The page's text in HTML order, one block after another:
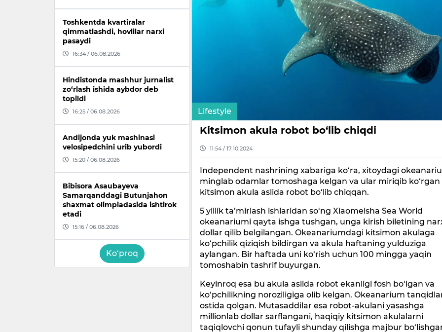
Toshkentda kvartiralar
qimmatlashdi, hovlilar narxi
pasaydi
16:34 / 06.08.2026
Hindistonda mashhur jurnalist
zo‘rlash ishida aybdor deb
topildi
16:25 / 06.08.2026
Andijonda yuk mashinasi
velosipedchini urib yubordi
15:20 / 06.08.2026
Bibisora Asaubayeva
Samarqanddagi Butunjahon
shaxmat olimpiadasida ishtirok
etadi
15:16 / 06.08.2026
Ko‘proq
Lifestyle
Kitsimon akula robot bo‘lib chiqdi
11:54 / 17.10.2024
Independent nashrining xabariga ko‘ra, xitoydagi
minglab odamlar tomoshaga kelgan va ular miriqib ko‘rgan
kitsimon akula aslida robot bo‘lib chiqqan.
5 yillik ta’mirlash ishlaridan so‘ng Xiaomeisha Sea World
okeanariumi qayta ishga tushgan, unga kirish biletining
dollar qilib belgilangan. Okeanariumdagi kitsimon akulaga
ko‘pchilik qiziqish bildirgan va akula haftaning yulduziga
aylangan. Bir haftada uni ko‘rish uchun 100 mingga yaqin
tomoshabin tashrif buyurgan.
Keyinroq esa bu akula aslida robot ekanligi fosh bo‘lgan va
ko‘pchilikning noroziligiga olib kelgan. Okeanarium
ostida qolgan. Mutasaddilar esa robot-akulani yasashga
millionlab dollar sarflangani, haqiqiy kitsimon akulalarni
taqiqlovchi qonun tufayli shunday qilishga majbur